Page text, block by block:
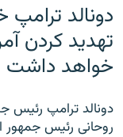
دونالد
تهدید کردن
خواهد داشت
دونالد ترامپ رئیس
روحانی رئیس جمهور